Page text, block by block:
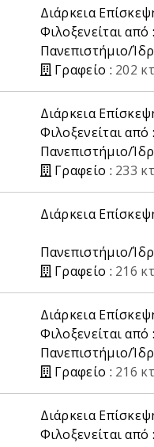
Διάρκεια
Φιλοξενείται από
Πανεπιστήμιο/
Γραφείο : 202
Διάρκεια
Φιλοξενείται από
Πανεπιστήμιο/
Γραφείο : 233
Διάρκεια
Πανεπιστήμιο/
Γραφείο : 216
Διάρκεια
Φιλοξενείται από
Πανεπιστήμιο/
Γραφείο : 216
Διάρκεια
Φιλοξενείται από